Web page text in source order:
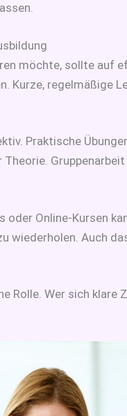
möchte, sollte auf
Kurze, regelmäßige
Praktische
Online-Kursen
wiederholen. Auch
Rolle. Wer sich